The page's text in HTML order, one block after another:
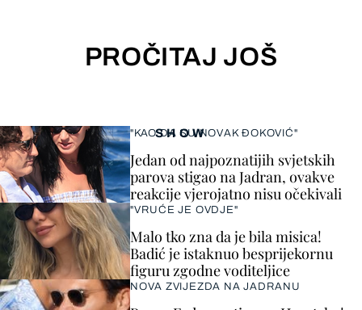
PROČITAJ JOŠ
SHOW
"KAO DA SU NOVAK ĐOKOVIĆ"
Jedan od najpoznatijih svjetskih
parova stigao na Jadran, ovakve
reakcije vjerojatno nisu očekivali
"VRUĆE JE OVDJE"
Malo tko zna da je bila misica!
Badić je istaknuo besprijekornu
figuru zgodne voditeljice
NOVA ZVIJEZDA NA JADRANU